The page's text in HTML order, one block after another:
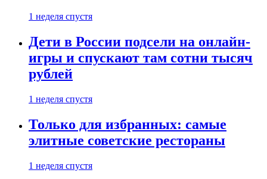
1 неделя спустя
Дети в России подсели на онлайн-
игры и спускают там сотни тысяч
рублей
1 неделя спустя
Только для избранных: самые
элитные советские рестораны
1 неделя спустя